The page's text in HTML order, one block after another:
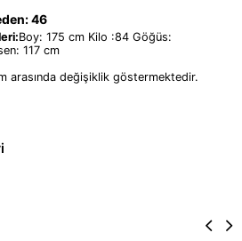
46
Boy: 175 cm Kilo :84 Göğüs:
117 cm
arasında değişiklik göstermektedir.